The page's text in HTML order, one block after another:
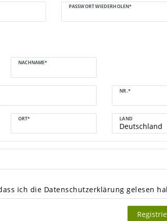
PASSWORT WIEDERHOLEN*
NACHNAME*
NR.*
ORT* LAND
ich die Daten­schutz­erklärung gelesen